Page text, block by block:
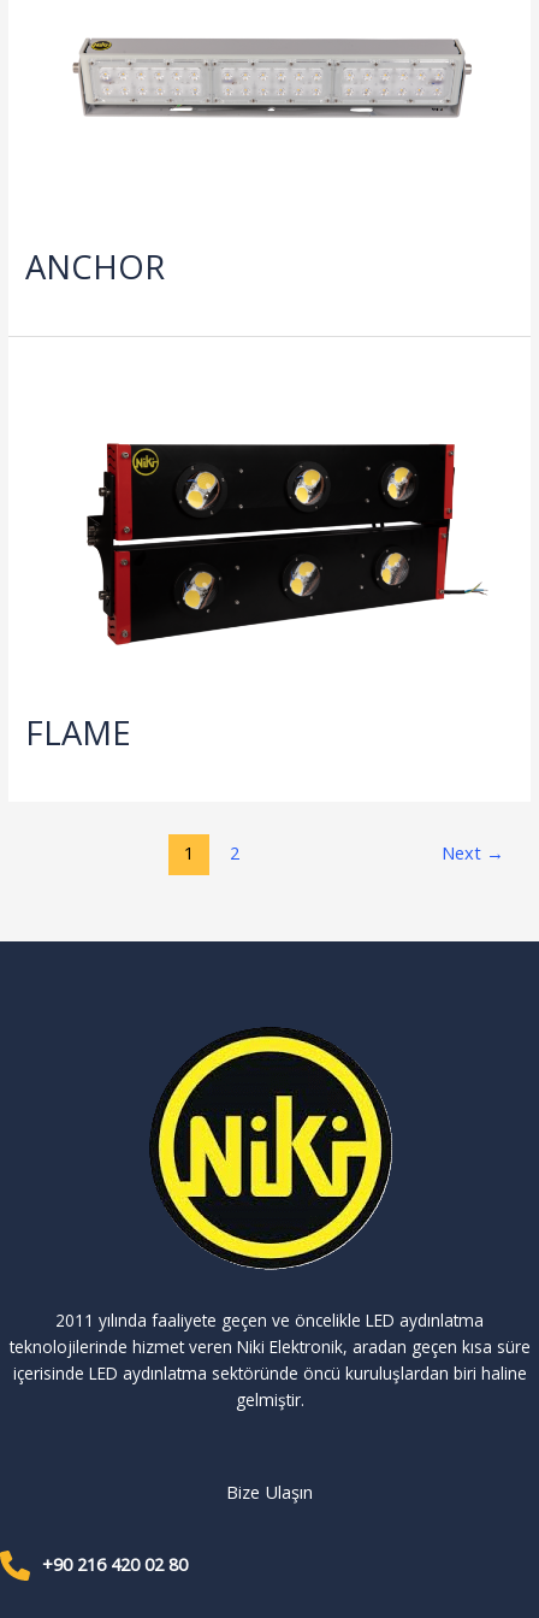
ANCHOR
FLAME
1 2 Next →
2011 yılında faaliyete geçen ve öncelikle LED aydınlatma
teknolojilerinde hizmet veren Niki Elektronik, aradan geçen kısa süre
içerisinde LED aydınlatma sektöründe öncü kuruluşlardan biri haline
gelmiştir.
Bize Ulaşın
+90 216 420 02 80